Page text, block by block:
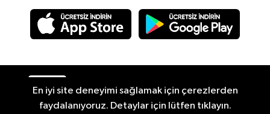
En iyi site deneyimi sağlamak için çerezlerden
faydalanıyoruz. Detaylar için lütfen tıklayın.